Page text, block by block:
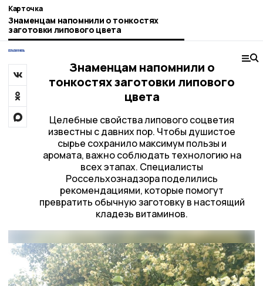
Карточка
Знаменцам напомнили о тонкостях
заготовки липового цвета
Знаменцам напомнили о
тонкостях заготовки липового
цвета
Целебные свойства липового соцветия
известны с давних пор. Чтобы душистое
сырье сохранило максимум пользы и
аромата, важно соблюдать технологию на
всех этапах. Специалисты
Россельхознадзора поделились
рекомендациями, которые помогут
превратить обычную заготовку в настоящий
кладезь витаминов.